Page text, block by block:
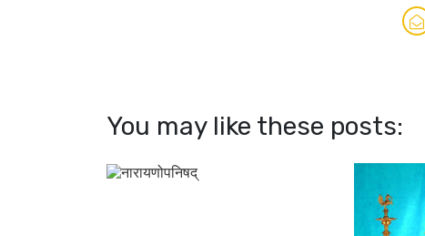
You may like these posts: